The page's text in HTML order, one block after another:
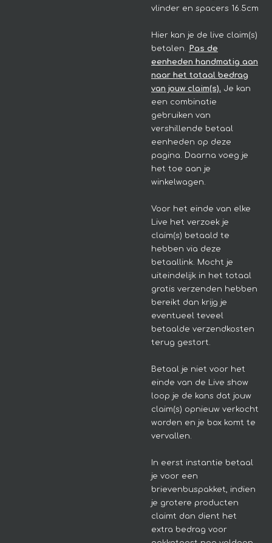
vlinder en spacers 16.5cm
Hier kan je de live claim(s)
betalen.
Pas de
eenheden handmatig aan
naar het totaal bedrag
van jouw claim(s). Je kan
een combinatie
gebruiken van
vershillende betaal
eenheden op deze
pagina. Daarna voeg je
het toe aan je
winkelwagen.
Voor het einde van elke
Live het verzoek je
claim(s) betaald te
hebben via deze
betaallink. Mocht je
uiteindelijk in het totaal
gratis verzenden hebben
bereikt dan krijg je
eventueel teveel
betaalde verzendkosten
terug gestort.
Betaal je niet voor het
einde van de Live show
loop je de kans dat jouw
claim(s) opnieuw verkocht
worden en je box komt te
vervallen.
In eerst instantie betaal
je voor een
brievenbuspakket, indien
je grotere producten
claimt dan dient het
extra bedrag voor